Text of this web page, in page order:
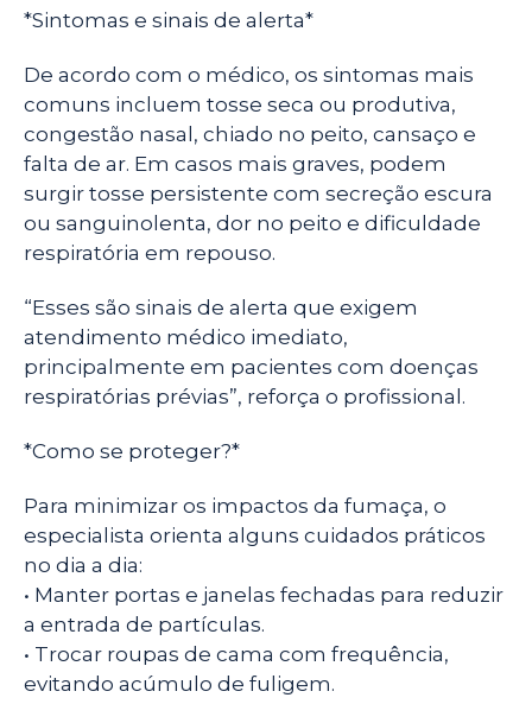
*Sintomas e sinais de alerta*
De acordo com o médico, os sintomas mais
comuns incluem tosse seca ou produtiva,
congestão nasal, chiado no peito, cansaço e
falta de ar. Em casos mais graves, podem
surgir tosse persistente com secreção escura
ou sanguinolenta, dor no peito e dificuldade
respiratória em repouso.
“Esses são sinais de alerta que exigem
atendimento médico imediato,
principalmente em pacientes com doenças
respiratórias prévias”, reforça o profissional.
*Como se proteger?*
Para minimizar os impactos da fumaça, o
especialista orienta alguns cuidados práticos
no dia a dia:
• Manter portas e janelas fechadas para reduzir
a entrada de partículas.
• Trocar roupas de cama com frequência,
evitando acúmulo de fuligem.